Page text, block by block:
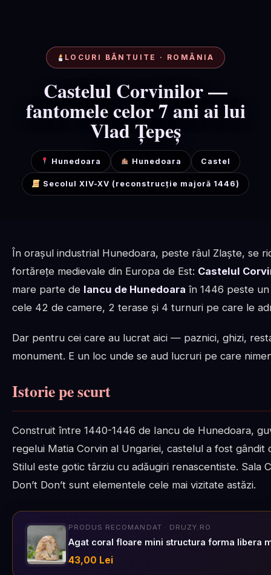
LOCURI BÂNTUITE · ROMÂNIA
Castelul Corvinilor —
fantomele celor 7 ani ai lui
Vlad Țepeș
Hunedoara Hunedoara Castel
Secolul XIV-XV (reconstrucție majoră 1446)
În orașul industrial Hunedoara, peste râul Zlaște, se
fortărețe medievale din Europa de Est: Castelul
mare parte de Iancu de Hunedoara în 1446 peste
cele 42 de camere, 2 terase și 4 turnuri pe care le
Dar pentru cei care au lucrat aici — paznici, ghizi,
monument. E un loc unde se aud lucruri pe care
Istorie pe scurt
Construit între 1440-1446 de Iancu de Hunedoara,
regelui Matia Corvin al Ungariei, castelul a fost
Stilul este gotic târziu cu adăugiri renascentiste. Sala
Don’t Don’t sunt elementele cele mai vizitate astăzi.
PRODUS RECOMANDAT · DRUZY.RO
Agat coral floare mini structura forma libera
43,00 Lei